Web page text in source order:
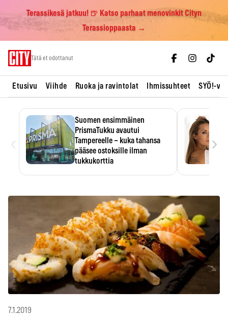
Terassikesä jatkuu! 🍺 Katso parhaat menovinkit Cityn
Terassioppaasta →
Tätä et odottanut
Etusivu Viihde Ruoka ja ravintolat Ihmissuhteet SYÖ!-
Suomen ensimmäinen
PrismaTukku avautui
Tampereelle – kuka tahansa
pääsee ostoksille ilman
tukkukorttia
›
7.1.2019